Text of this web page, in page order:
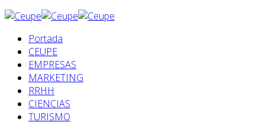
Portada
CEUPE
EMPRESAS
MARKETING
RRHH
CIENCIAS
TURISMO